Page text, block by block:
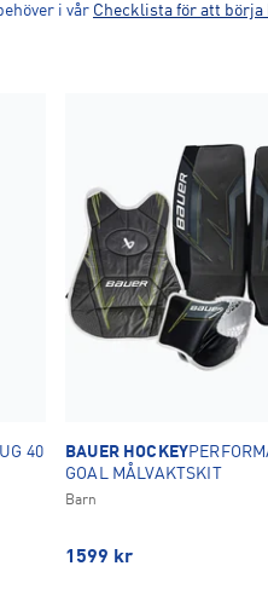
i vår Checklista för att börja
40
BAUER HOCKEY
GOAL MÅLVAKTSKIT
Barn
1599 kr